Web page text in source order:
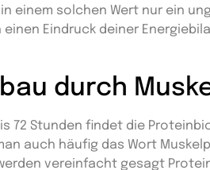
einem solchen Wert nur ein
einen Eindruck deiner
durch
72 Stunden findet die
auch häufig das Wort
vereinfacht gesagt